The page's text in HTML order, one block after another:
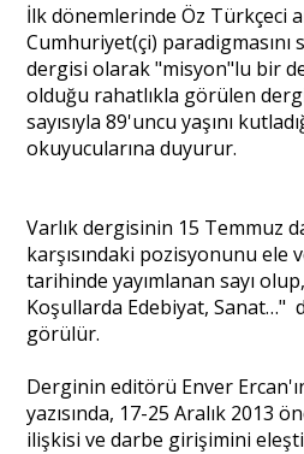
İlk dönemlerinde Öz Türkçeci
Cumhuriyet(çi)
dergisi olarak "misyon"lu bir
olduğu rahatlıkla görülen
sayısıyla 89'uncu yaşını
okuyucularına duyurur.
Varlık dergisinin 15 Temmuz
karşısındaki pozisyonunu ele
tarihinde yayımlanan sayı
Koşullarda Edebiyat, Sanat…"
görülür.
Derginin editörü Enver
yazısında, 17-25 Aralık 2013
ilişkisi ve darbe girişimini